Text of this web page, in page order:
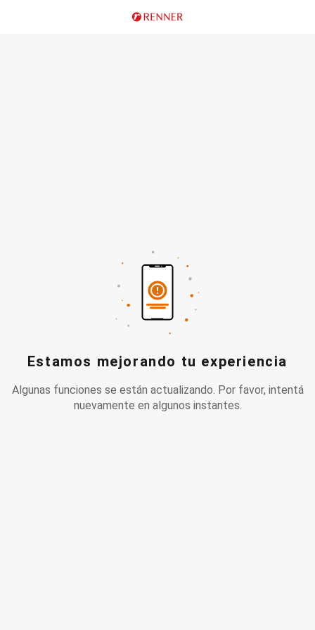
Estamos mejorando tu experiencia
Algunas funciones se están actualizando. Por favor, intentá
nuevamente en algunos instantes.